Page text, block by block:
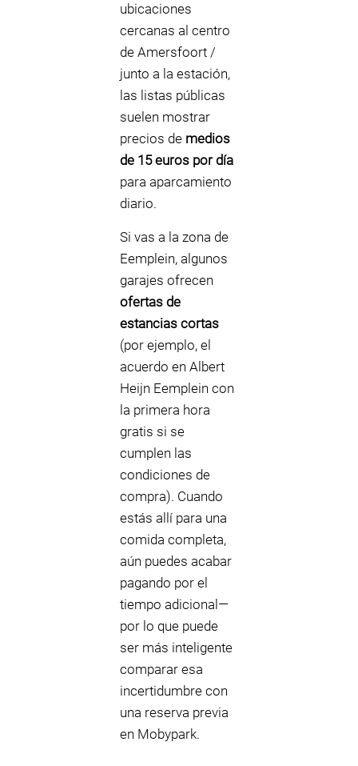
ubicaciones
cercanas al centro
de Amersfoort /
junto a la estación,
las listas públicas
suelen mostrar
precios de medios
de 15 euros por día
para aparcamiento
diario.
Si vas a la zona de
Eemplein, algunos
garajes ofrecen
ofertas de
estancias cortas
(por ejemplo, el
acuerdo en Albert
Heijn Eemplein con
la primera hora
gratis si se
cumplen las
condiciones de
compra). Cuando
estás allí para una
comida completa,
aún puedes acabar
pagando por el
tiempo adicional—
por lo que puede
ser más inteligente
comparar esa
incertidumbre con
una reserva previa
en Mobypark.